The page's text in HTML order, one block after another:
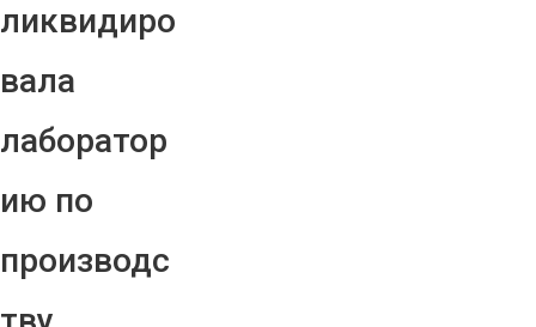
ликвидиро
вала
лаборатор
ию по
производс